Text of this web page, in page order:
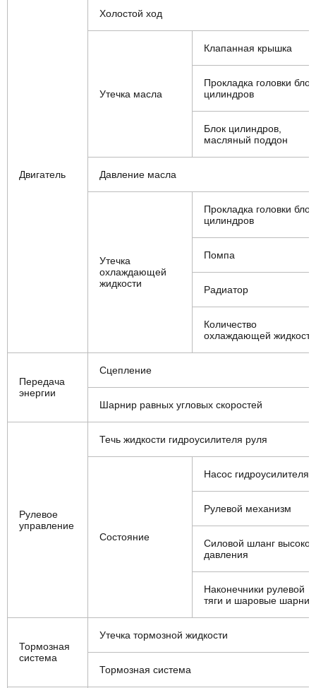
Двигатель
Холостой ход
Утечка масла
Клапанная крышка
Прокладка головки
цилиндров
Блок цилиндров,
масляный поддон
Давление масла
Утечка
охлаждающей
жидкости
Прокладка головки
цилиндров
Помпа
Радиатор
Количество
охлаждающей жидкости
Передача
энергии
Сцепление
Шарнир равных угловых скоростей
Рулевое
управление
Течь жидкости гидроусилителя руля
Состояние
Насос гидроусилителя
Рулевой механизм
Силовой шланг
давления
Наконечники рулевой
тяги и шаровые
Тормозная
система
Утечка тормозной жидкости
Тормозная система